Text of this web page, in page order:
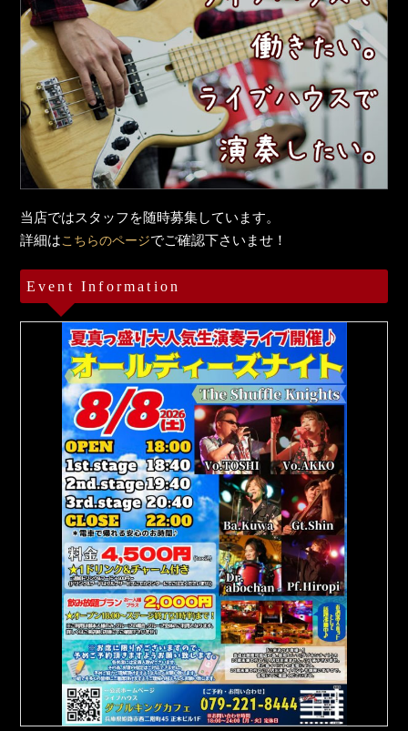
当店ではスタッフを随時募集しています。
詳細はこちらのページでご確認下さいませ！
Event Information